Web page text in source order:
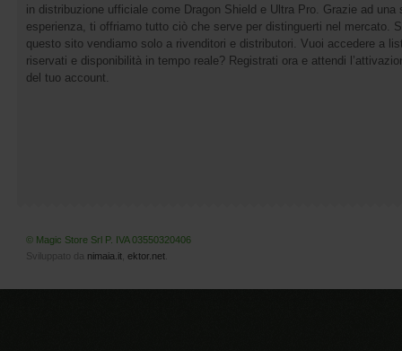
in distribuzione ufficiale come Dragon Shield e Ultra Pro. Grazie ad una
esperienza, ti offriamo tutto ciò che serve per distinguerti nel mercato.
questo sito vendiamo solo a rivenditori e distributori. Vuoi accedere a
riservati e disponibilità in tempo reale? Registrati ora e attendi
del tuo account.
© Magic Store Srl P. IVA 03550320406
Sviluppato da nimaia.it ektor.net